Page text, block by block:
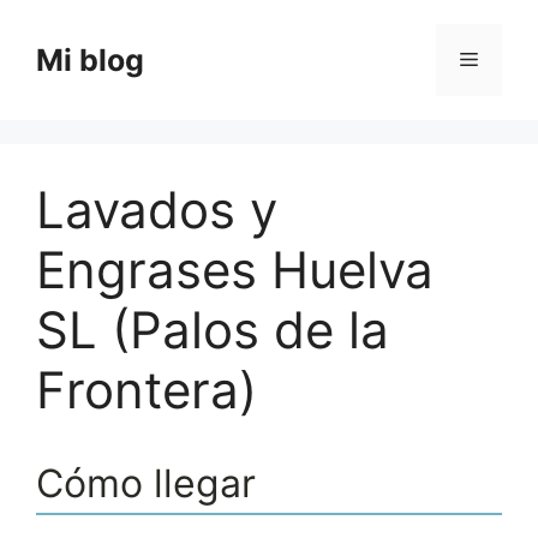
contenido
Mi blog Menú
Lavados y
Engrases Huelva
SL (Palos de la
Frontera)
Cómo llegar